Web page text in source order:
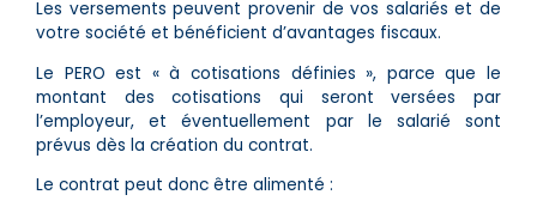
Les versements peuvent provenir de vos salariés et de
votre société et bénéficient d’avantages fiscaux.
Le PERO est « à cotisations définies », parce que le
montant des cotisations qui seront versées par
l’employeur, et éventuellement par le salarié sont
prévus dès la création du contrat.
Le contrat peut donc être alimenté :